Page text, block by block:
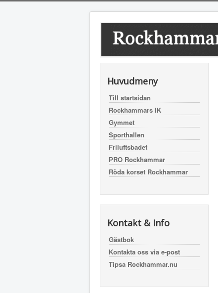
Huvudmeny
Till startsidan
Rockhammars IK
Gymmet
Sporthallen
Friluftsbadet
PRO Rockhammar
Röda korset Rockhammar
Kontakt & Info
Gästbok
Kontakta oss via e-post
Tipsa Rockhammar.nu